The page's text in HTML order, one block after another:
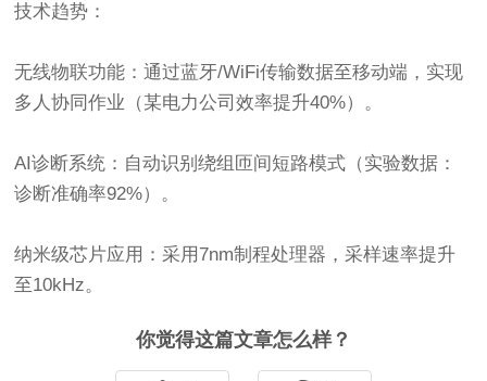
技术趋势：
无线物联功能：通过蓝牙/WiFi传输数据至移动端，实现
多人协同作业（某电力公司效率提升40%）。
AI诊断系统：自动识别绕组匝间短路模式（实验数据：
诊断准确率92%）。
纳米级芯片应用：采用7nm制程处理器，采样速率提升
至10kHz。
你觉得这篇文章怎么样？